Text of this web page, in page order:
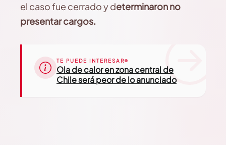
el caso fue cerrado y determinaron no
presentar cargos.
TE PUEDE INTERESAR
Ola de calor en zona central de
Chile será peor de lo anunciado